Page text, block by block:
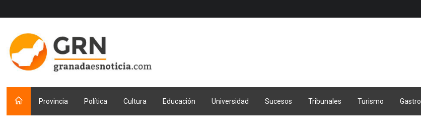
Provincia Política Cultura Educación Universidad Sucesos Tribunales Turismo